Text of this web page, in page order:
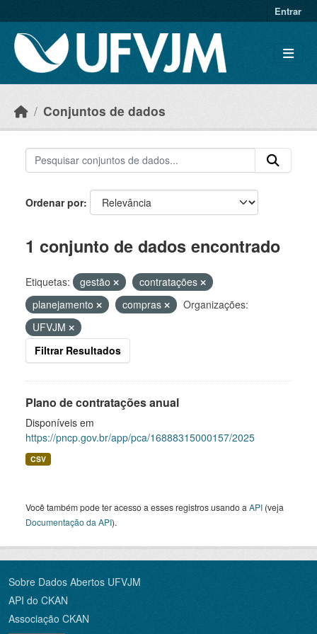
Entrar
Conjuntos de dados
Ordenar por
1 conjunto de dados encontrado
Etiquetas: gestão
contratações
planejamento
compras
Organizações:
UFVJM
Filtrar Resultados
Plano de contratações anual
Disponíveis em
https://pncp.gov.br/app/pca/16888315000157/2025
CSV
Você também pode ter acesso a esses registros usando a API (veja
Documentação da API).
Sobre Dados Abertos UFVJM
API do CKAN
Associação CKAN